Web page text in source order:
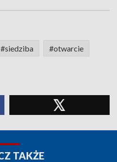
#siedziba #otwarcie
TAKŻE